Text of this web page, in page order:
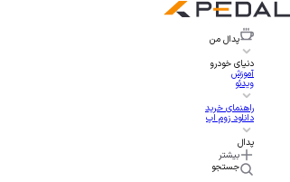
پدال من
دنیای خودرو
آموزش
ویدئو
راهنمای خرید
دانلود زوم اپ
پدال
بیشتر
جستجو